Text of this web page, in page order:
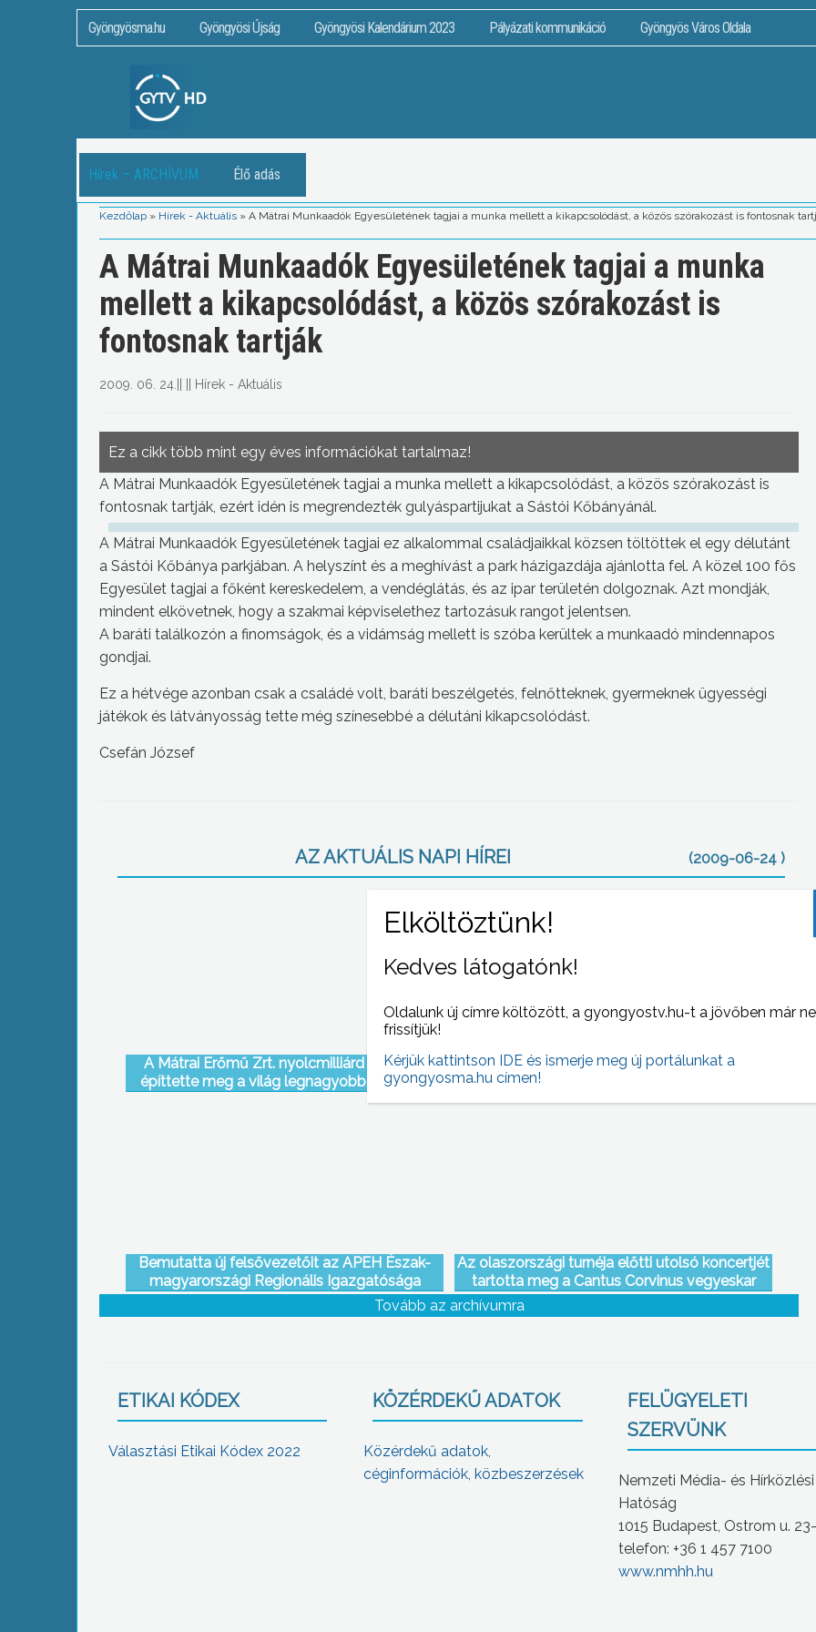
Gyöngyösma.hu Gyöngyösi Újság Gyöngyösi Kalendárium 2023 Pályázati kommunikáció Gyöngyös Város Oldala
Hírek – ARCHÍVUM Élő adás
Kezdőlap » Hírek - Aktuális » A Mátrai Munkaadók Egyesületének tagjai a munka mellett a kikapcsolódást, a közös szórakozást is fontosnak
A Mátrai Munkaadók Egyesületének tagjai a munka
mellett a kikapcsolódást, a közös szórakozást is
fontosnak tartják
2009. 06. 24. Hírek - Aktuális
Ez a cikk több mint egy éves információkat tartalmaz!
A Mátrai Munkaadók Egyesületének tagjai a munka mellett a kikapcsolódást, a közös szórakozást is
fontosnak tartják, ezért idén is megrendezték gulyáspartijukat a Sástói Kőbányánál.
A Mátrai Munkaadók Egyesületének tagjai ez alkalommal családjaikkal közsen töltöttek el egy délutánt
a Sástói Kőbánya parkjában. A helyszínt és a meghívást a park házigazdája ajánlotta fel. A közel 100 fős
Egyesület tagjai a főként kereskedelem, a vendéglátás, és az ipar területén dolgoznak. Azt mondják,
mindent elkövetnek, hogy a szakmai képviselethez tartozásuk rangot jelentsen.
A baráti találkozón a finomságok, és a vidámság mellett is szóba kerültek a munkaadó mindennapos
gondjai.
Ez a hétvége azonban csak a családé volt, baráti beszélgetés, felnőtteknek, gyermeknek ügyességi
játékok és látványosság tette még színesebbé a délutáni kikapcsolódást.
Csefán József
AZ AKTUÁLIS NAPI HÍREI (2009-06-24 )
A Mátrai Erőmű Zrt. nyolcmilliárd forintból
építtette meg a világ legnagyobb kompakt
marótárcsás kotrógépét, amely mától már
Aratnának a gazdák, de az esőzések miatt nem
tudnak dolgozni a földeken
Bemutatta új felsővezetőit az APEH Észak-
magyarországi Regionális Igazgatósága
Az olaszországi turnéja előtti utolsó koncertjét
tartotta meg a Cantus Corvinus vegyeskar
Gyöngyösön a Kolping házban
Tovább az archívumra
ETIKAI KÓDEX
Választási Etikai Kódex 2022
KÖZÉRDEKŰ ADATOK
Közérdekű adatok,
céginformációk, közbeszerzések
FELÜGYELETI
SZERVÜNK
Nemzeti Média- és Hírközlési
Hatóság
1015 Budapest, Ostrom u.
telefon: +36 1 457 7100
www.nmhh.hu
Kedves látogatónk!
Oldalunk új címre költözött, a gyongyostv.hu-t a jövőben már
frissítjük!
Kérjük kattintson IDE és ismerje meg új portálunkat a
gyongyosma.hu címen!